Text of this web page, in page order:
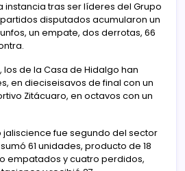
instancia tras ser líderes del Grupo
partidos disputados acumularon un
un empate, dos derrotas, 66
los de la Casa de Hidalgo han
en dieciseisavos de final con un
Zitácuaro, en octavos con un
jaliscience fue segundo del sector
61 unidades, producto de 18
empatados y cuatro perdidos,